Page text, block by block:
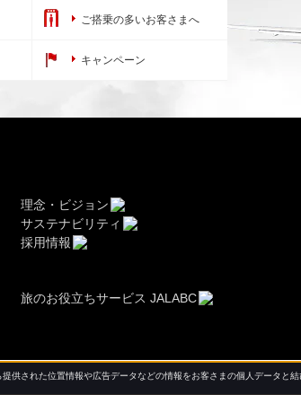
ご搭乗の多いお客さまへ
キャンペーン
理念・ビジョン
サステナビリティ
採用情報
旅のお役立ちサービス JALABC
された位置情報や広告データなどの情報をお客さまの個人データと